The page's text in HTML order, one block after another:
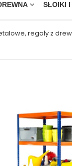
SŁOIKI I
regały z